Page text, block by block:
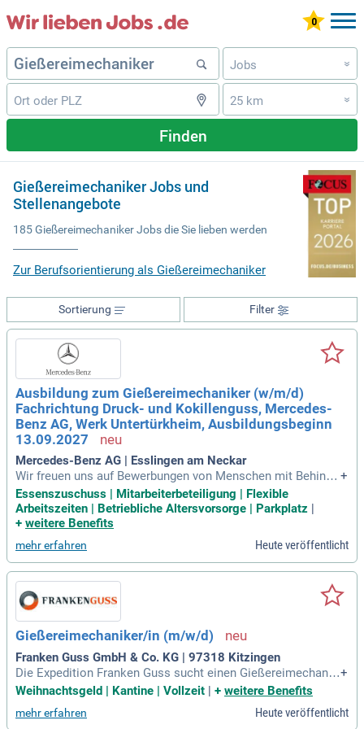
Jobs »
25 km »
Finden
Gießereimechaniker Jobs und
Stellenangebote
185 Gießereimechaniker Jobs die Sie lieben werden
Zur Berufsorientierung als Gießereimechaniker
Filter
Sortierung
Ausbildung zum Gießereimechaniker (w/m/d)
Fachrichtung Druck- und Kokillenguss, Mercedes-
Benz AG, Werk Untertürkheim, Ausbildungsbeginn
13.09.2027
Mercedes-Benz AG | Esslingen am Neckar
Wir freuen uns auf Bewerbungen von Menschen mit Behinde
rung. Bei Fragen zur Bewerbung kannst du die Schwerbehind
ertenvertretung kontaktieren: sbv-untertuerkheim@mercede
s-benz.com. Bitte reiche deine Bewerbungsunterlagen aussc
iteren Fragen erreichst du uns unter +49 160-8619356 oder p
er E-Mail an info.ausbildung@mercedes-benz.com. Wir biete
n interessante Vorteile, wie Essenszulagen, flexible Arbeitsz
eiten und Gesundheitsmaßnahmen. Werde Teil unseres Tea
ms als Gießereimechaniker und profitiere von Mitarbeiter-R
abatten und Events.
+
Essenszuschuss | Mitarbeiterbeteiligung | Flexible
Arbeitszeiten | Betriebliche Altersvorsorge | Parkplatz
+ weitere Benefits
mehr erfahren Heute veröffentlicht
Gießereimechaniker/in (m/w/d)
Franken Guss GmbH & Co. KG | 97318 Kitzingen
Die Expedition Franken Guss sucht einen Gießereimechanik
er (m/w/d) zur Verstärkung unseres Teams. Wir bieten ein r
espektvolles Arbeitsumfeld mit flachen Hierarchien und Tea
marbeit. Ihre Aufgaben umfassen das Bedienen und Instand
+
Weihnachtsgeld | Kantine | Vollzeit | + weitere Benefits
mehr erfahren Heute veröffentlicht